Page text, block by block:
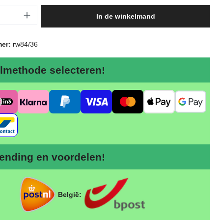
Voer de gewenste
In de winkelmand
rw84/36
selecteren!
en voordelen!
België: